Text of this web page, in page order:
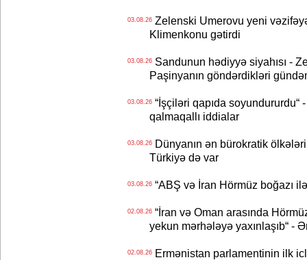
03.08.26Zelenski Umerovu yeni
Klimenkonu gətirdi
03.08.26Sandunun hədiyyə siyahısı -
Paşinyanın göndərdikləri
03.08.26“İşçiləri qapıda soyundururdu“
qalmaqallı iddialar
03.08.26Dünyanın ən bürokratik ölkələri
Türkiyə də var
03.08.26“ABŞ və İran Hörmüz boğazı ilə
02.08.26“İran və Oman arasında
yekun mərhələyə yaxınlaşıb“ -
02.08.26Ermənistan parlamentinin ilk